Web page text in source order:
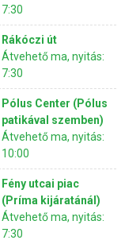
7:30
Rákóczi út
Átvehető ma, nyitás:
7:30
Pólus Center (Pólus
patikával szemben)
Átvehető ma, nyitás:
10:00
Fény utcai piac
(Príma kijáratánál)
Átvehető ma, nyitás:
7:30